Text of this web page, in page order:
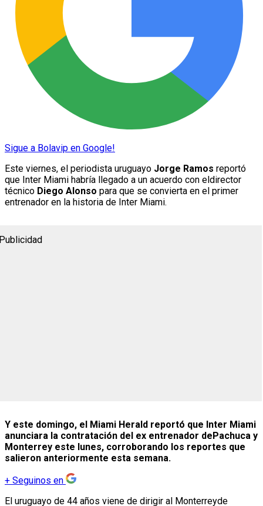
Sigue a Bolavip en Google!
Este viernes, el periodista uruguayo Jorge Ramos reportó
que Inter Miami habría llegado a un acuerdo con eldirector
técnico Diego Alonso para que se convierta en el primer
entrenador en la historia de Inter Miami.
Y este domingo, el Miami Herald reportó que Inter Miami
anunciara la contratación del ex entrenador dePachuca y
Monterrey este lunes, corroborando los reportes que
salieron anteriormente esta semana.
+ Seguinos en
El uruguayo de 44 años viene de dirigir al Monterreyde